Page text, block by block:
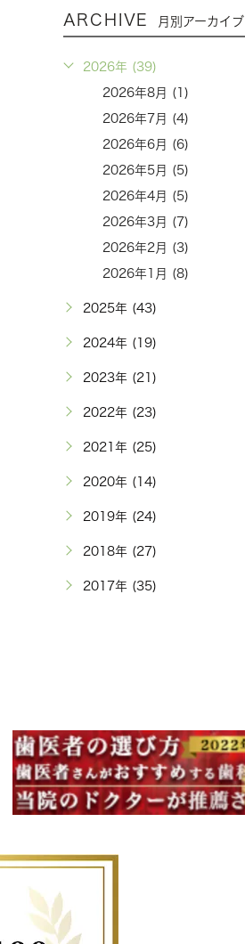
ARCHIVE 月別アーカイブ
2026年 (39)
2026年8月 (1)
2026年7月 (4)
2026年6月 (6)
2026年5月 (5)
2026年4月 (5)
2026年3月 (7)
2026年2月 (3)
2026年1月 (8)
2025年 (43)
2024年 (19)
2023年 (21)
2022年 (23)
2021年 (25)
2020年 (14)
2019年 (24)
2018年 (27)
2017年 (35)